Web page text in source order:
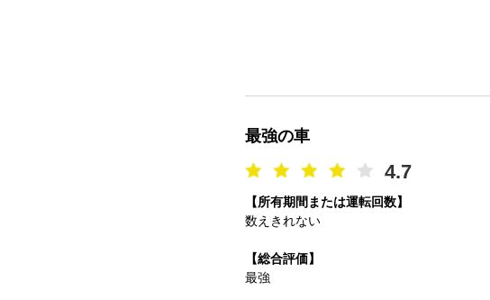
最強の車
4.7
【所有期間または運転回数】
数えきれない
【総合評価】
最強